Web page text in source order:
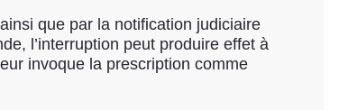
que par la notification judiciaire
l’interruption peut produire effet à
invoque la prescription comme